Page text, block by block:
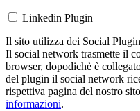
Linkedin Plugin
Il sito utilizza dei Social
Il social network trasmette il
browser, dopodichè è
del plugin il social network
rispettiva pagina del nostro
informazioni.